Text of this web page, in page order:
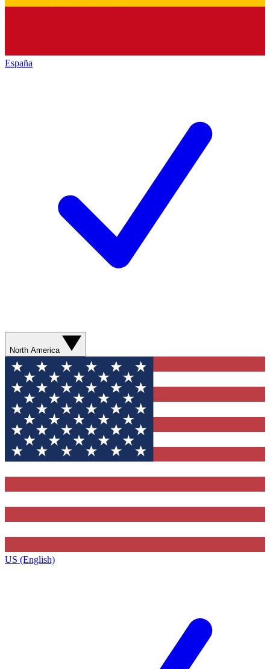
España
North America
US (English)